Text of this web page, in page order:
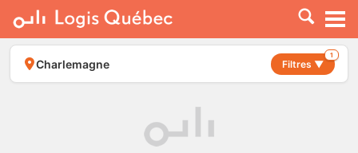
À LOUER
À VENDRE
PLACER UNE ANNONCE
Charlemagne Filtres ▼
1